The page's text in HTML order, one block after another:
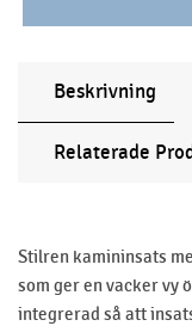
Beskrivning
Relaterade
Stilren kamininsats
som ger en vacker vy
integrerad så att